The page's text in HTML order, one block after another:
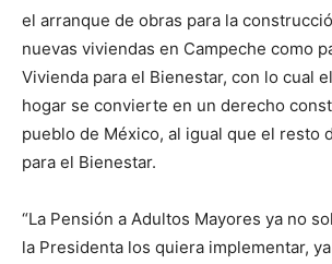
el arranque de obras para la
nuevas viviendas en Campeche como
Vivienda para el Bienestar, con lo cual
hogar se convierte en un derecho
pueblo de México, al igual que el resto
para el Bienestar.
“La Pensión a Adultos Mayores ya no
la Presidenta los quiera implementar,